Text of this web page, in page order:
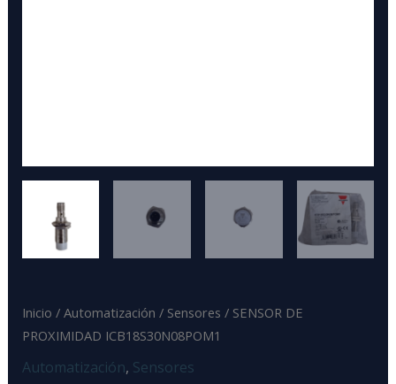
Inicio / Automatización / Sensores / SENSOR DE
PROXIMIDAD ICB18S30N08POM1
Automatización, Sensores